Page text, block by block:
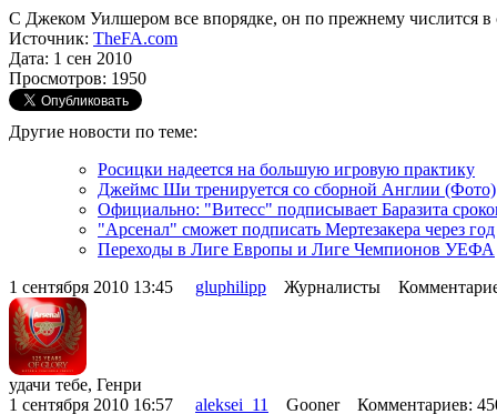
C Джеком Уилшером все впорядке, он по прежнему числится
Источник: TheFA.com
Дата: 1 сен 2010
Просмотров: 1950
Другие новости по теме:
Росицки надеется на большую игровую практику
Джеймс Ши тренируется со сборной Англии (Фото)
Официально: "Витесс" подписывает Баразита
"Арсенал" сможет подписать Мертезакера через год
Переходы в Лиге Европы и Лиге Чемпионов УЕФА
1 сентября 2010 13:45 gluphilipp Журналисты
удачи тебе, Генри
1 сентября 2010 16:57 aleksei_11 Gooner Комментариев: